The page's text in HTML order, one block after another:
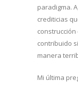
paradigma.
crediticias
contribuido
manera
Mi última